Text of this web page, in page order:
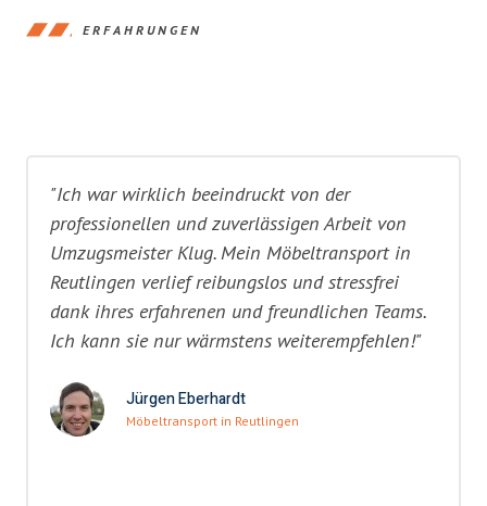
ERFAHRUNGEN
"Ich war wirklich beeindruckt von der
professionellen und zuverlässigen Arbeit von
Umzugsmeister Klug. Mein Möbeltransport in
Reutlingen verlief reibungslos und stressfrei
dank ihres erfahrenen und freundlichen Teams.
Ich kann sie nur wärmstens weiterempfehlen!"
Jürgen Eberhardt
Möbeltransport in Reutlingen